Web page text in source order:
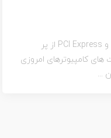
اسلات های PCI و PCI Express از پر
های کامپیوترهای امروزی
...